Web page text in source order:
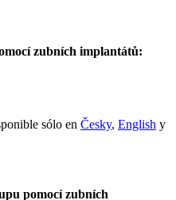
zubních implantátů:
sólo en Česky, English y
pomocí zubních